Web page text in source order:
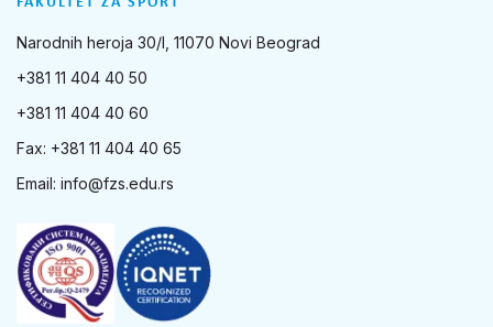
Narodnih heroja 30/I, 11070 Novi Beograd
+381 11 404 40 50
+381 11 404 40 60
Fax: +381 11 404 40 65
Email: info@fzs.edu.rs